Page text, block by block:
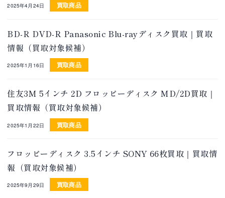
2025年4月24日 買取商品
BD-R DVD-R Panasonic Blu-rayディスク買取｜買取
情報（買取対象候補）
2025年1月16日 買取商品
住友3M 5インチ 2D フロッピーディスク MD/2D買取｜
買取情報（買取対象候補）
2025年1月22日 買取商品
フロッピーディスク 3.5インチ SONY 66枚買取｜買取情
報（買取対象候補）
2025年9月29日 買取商品